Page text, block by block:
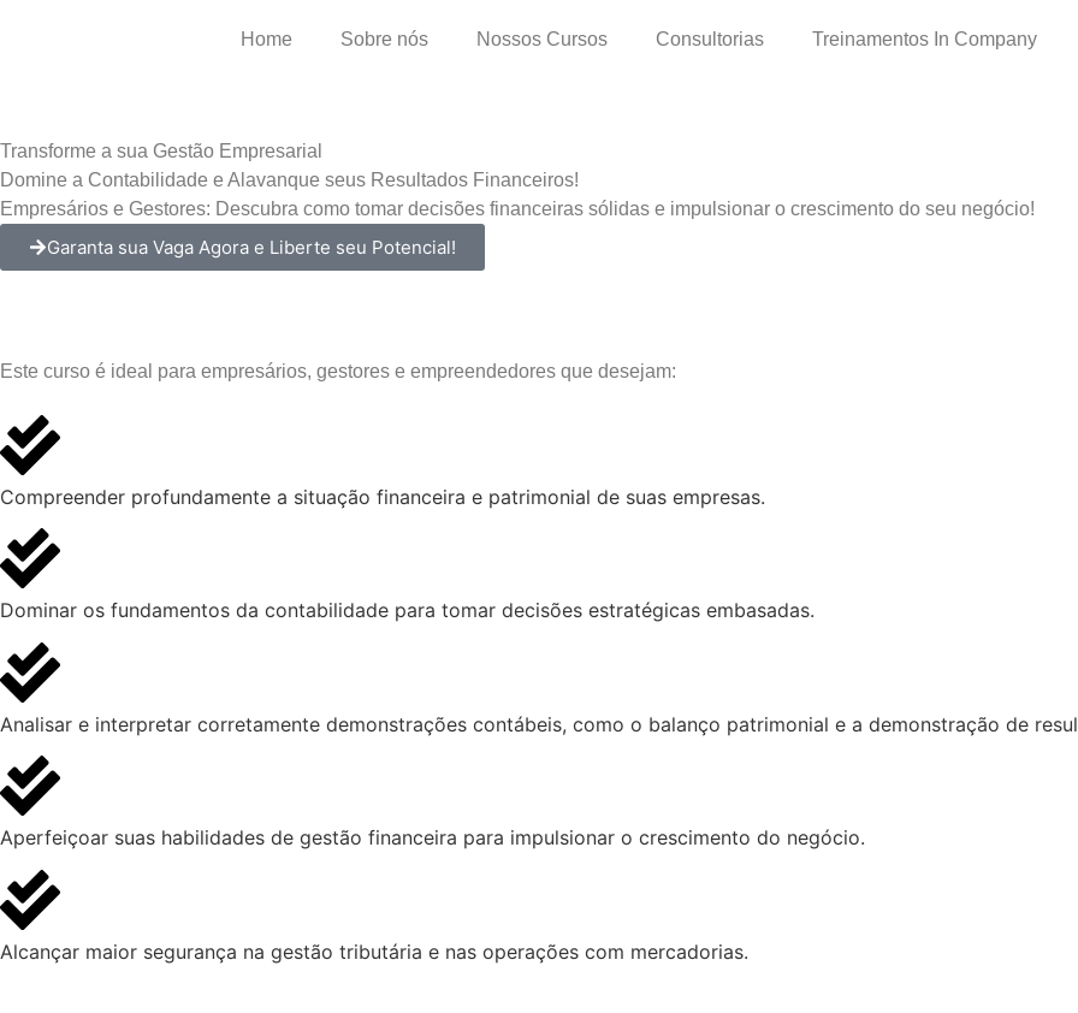
Home Sobre nós Nossos Cursos Consultorias Treinamentos In Company
Transforme a sua Gestão Empresarial
Domine a Contabilidade e Alavanque seus Resultados Financeiros!
Empresários e Gestores: Descubra como tomar decisões financeiras sólidas e impulsionar o crescimento do seu negócio!
Garanta sua Vaga Agora e Liberte seu Potencial!
Este curso é ideal para empresários, gestores e empreendedores que desejam:
Compreender profundamente a situação financeira e patrimonial de suas empresas.
Dominar os fundamentos da contabilidade para tomar decisões estratégicas embasadas.
Analisar e interpretar corretamente demonstrações contábeis, como o balanço patrimonial e a demonstração de
Aperfeiçoar suas habilidades de gestão financeira para impulsionar o crescimento do negócio.
Alcançar maior segurança na gestão tributária e nas operações com mercadorias.